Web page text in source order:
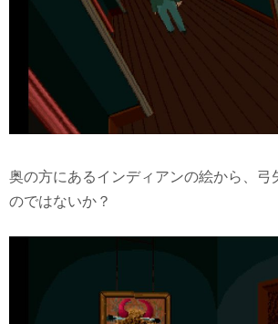
奥の方にあるインディアンの絵から、弓
のではないか？